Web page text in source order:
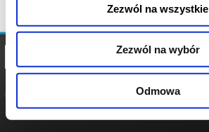
Zezwól na wszystkie
Zezwól na wybór
Odmowa
POLITYKA